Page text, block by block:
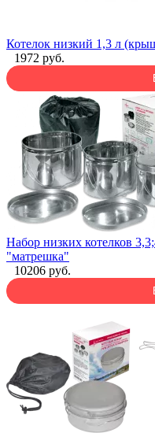
Котелок низкий 1,3 л
1972 руб.
Набор низких котелков
"матрешка"
10206 руб.